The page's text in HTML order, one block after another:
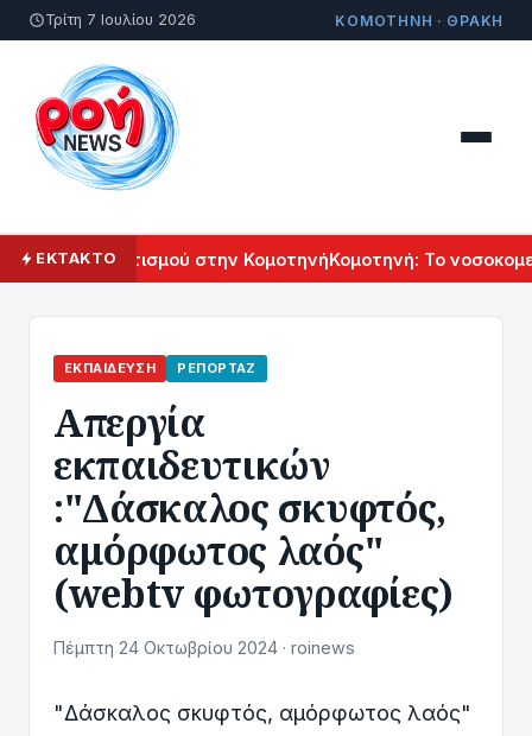
Τρίτη 7 Ιουλίου 2026 ΚΟΜΟΤΗΝΗ · ΘΡΑΚΗ
ΕΚΤΑΚΤΟΠολιτισμού στην ΚομοτηνήΚομοτηνή: Το
ΕΚΠΑΊΔΕΥΣΗ ΡΕΠΟΡΤΆΖ
Aπεργία
εκπαιδευτικών
:"Δάσκαλος σκυφτός,
αμόρφωτος λαός"
(webtv φωτογραφίες)
Πέμπτη 24 Οκτωβρίου 2024 · roinews
"Δάσκαλος σκυφτός, αμόρφωτος λαός"